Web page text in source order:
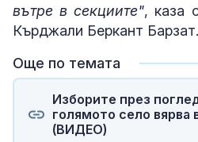
вътре в секциите", каза
Кърджали Беркaнт Барзат.
Още по темата
Изборите през
голямото село вярва
(ВИДЕО)